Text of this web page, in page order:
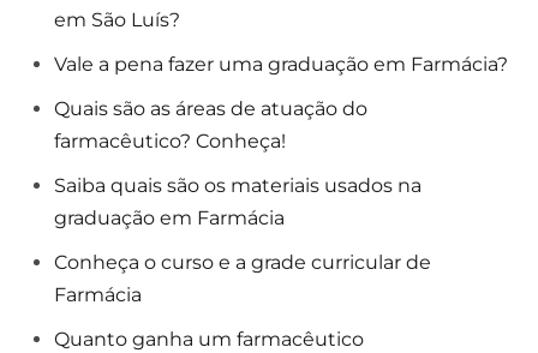
em São Luís?
Vale a pena fazer uma graduação em Farmácia?
Quais são as áreas de atuação do
farmacêutico? Conheça!
Saiba quais são os materiais usados na
graduação em Farmácia
Conheça o curso e a grade curricular de
Farmácia
Quanto ganha um farmacêutico